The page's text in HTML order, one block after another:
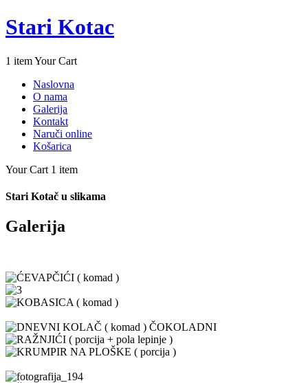
Stari Kotac
1 itemYour Cart
Naslovna
O nama
Galerija
Kontakt
Naruči online
Košarica
Your Cart 1 item
Stari Kotač u slikama
Galerija